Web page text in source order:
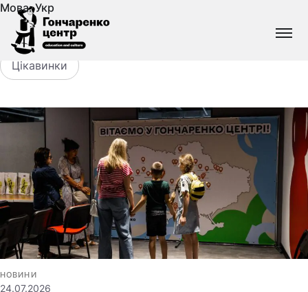
Гончаренко
центр
Всеукраїнська
мережа
відкритих
освітньо-
культурних
просторів
Мова:Укр
Всі
Без категорії Події та
Цікавинки
НОВИНИ
24.07.2026